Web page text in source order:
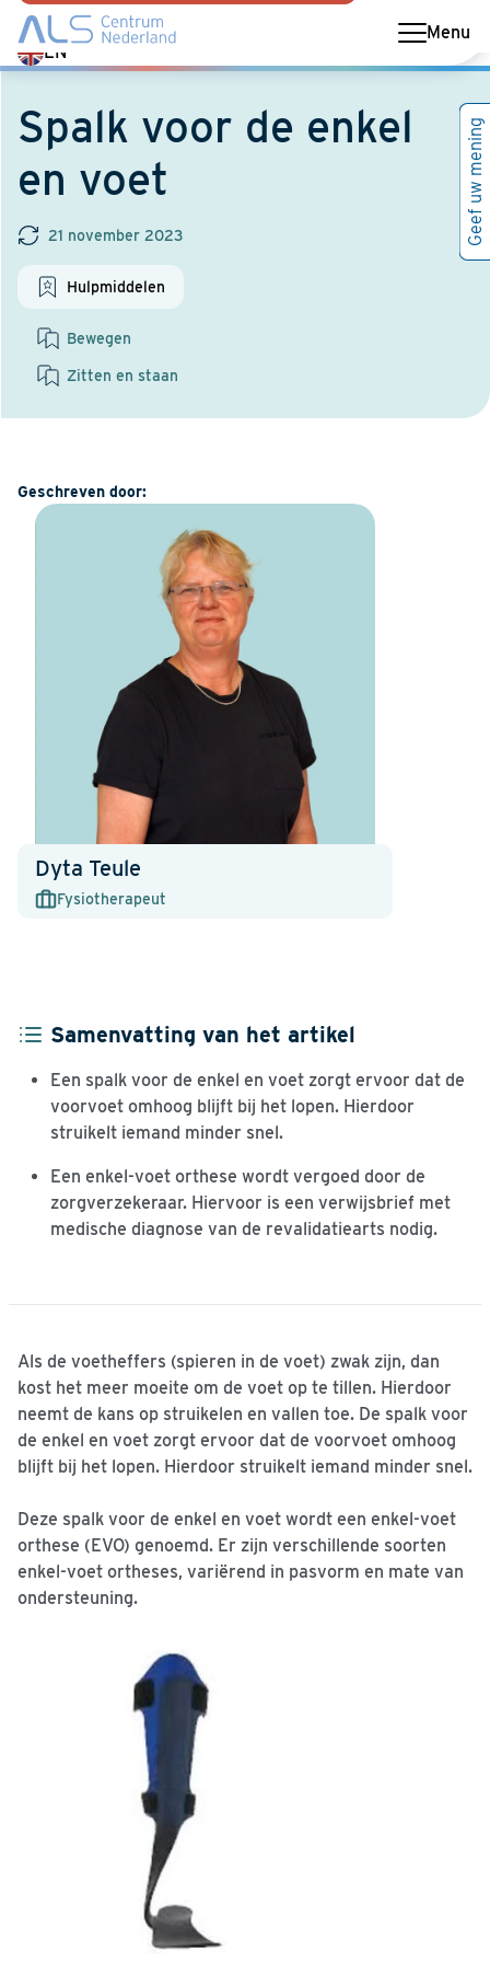
Menu
EN
Switch
language
English
Spalk voor de enkel
en voet
21 november 2023
Hulpmiddelen
Bewegen
Zitten en staan
Geschreven door:
Dyta Teule
Fysiotherapeut
Samenvatting van het artikel
Een spalk voor de enkel en voet zorgt ervoor dat de
voorvoet omhoog blijft bij het lopen. Hierdoor
struikelt iemand minder snel.
Een enkel-voet orthese wordt vergoed door de
zorgverzekeraar. Hiervoor is een verwijsbrief met
medische diagnose van de revalidatiearts nodig.
Als de voetheffers (spieren in de voet) zwak zijn, dan
kost het meer moeite om de voet op te tillen. Hierdoor
neemt de kans op struikelen en vallen toe. De spalk voor
de enkel en voet zorgt ervoor dat de voorvoet omhoog
blijft bij het lopen. Hierdoor struikelt iemand minder snel.
Deze spalk voor de enkel en voet wordt een enkel-voet
orthese (EVO) genoemd. Er zijn verschillende soorten
enkel-voet ortheses, variërend in pasvorm en mate van
ondersteuning.
Geef uw mening